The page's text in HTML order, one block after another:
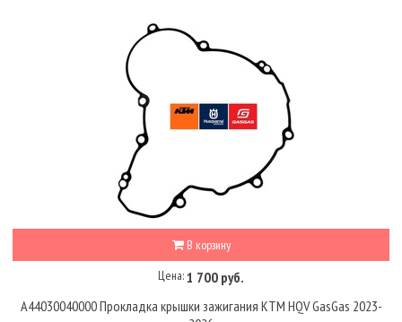
В корзину
Цена:1 700 руб.
A44030040000 Прокладка крышки зажигания KTM HQV GasGas 2023-